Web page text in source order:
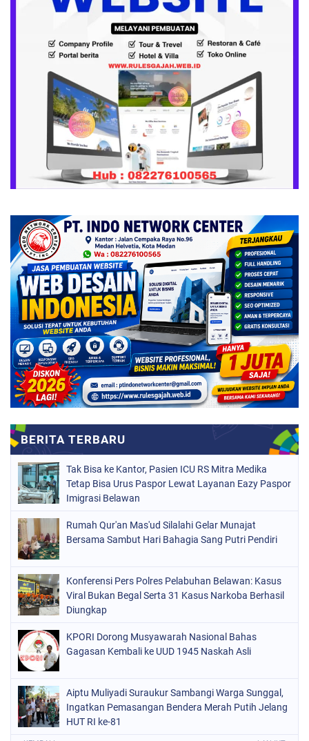
Tak Bisa ke Kantor, Pasien ICU RS Mitra Medika
Tetap Bisa Urus Paspor Lewat Layanan Eazy Paspor
Imigrasi Belawan
Rumah Qur'an Mas'ud Silalahi Gelar Munajat
Bersama Sambut Hari Bahagia Sang Putri Pendiri
Konferensi Pers Polres Pelabuhan Belawan: Kasus
Viral Bukan Begal Serta 31 Kasus Narkoba Berhasil
Diungkap
KPORI Dorong Musyawarah Nasional Bahas
Gagasan Kembali ke UUD 1945 Naskah Asli
Aiptu Muliyadi Suraukur Sambangi Warga Sunggal,
Ingatkan Pemasangan Bendera Merah Putih Jelang
HUT RI ke-81